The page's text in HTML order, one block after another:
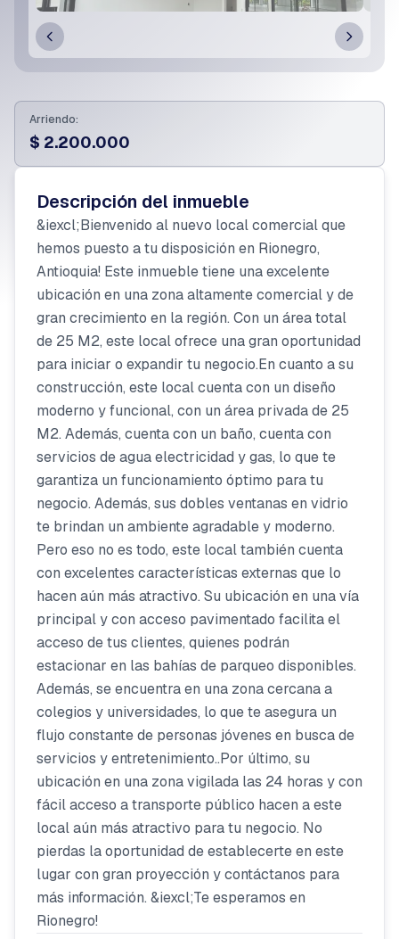
Arriendo:
$ 2.200.000
Descripción del inmueble
&iexcl;Bienvenido al nuevo local comercial que
hemos puesto a tu disposición en Rionegro,
Antioquia! Este inmueble tiene una excelente
ubicación en una zona altamente comercial y de
gran crecimiento en la región. Con un área total
de 25 M2, este local ofrece una gran oportunidad
para iniciar o expandir tu negocio.En cuanto a su
construcción, este local cuenta con un diseño
moderno y funcional, con un área privada de 25
M2. Además, cuenta con un baño, cuenta con
servicios de agua electricidad y gas, lo que te
garantiza un funcionamiento óptimo para tu
negocio. Además, sus dobles ventanas en vidrio
te brindan un ambiente agradable y moderno.
Pero eso no es todo, este local también cuenta
con excelentes características externas que lo
hacen aún más atractivo. Su ubicación en una vía
principal y con acceso pavimentado facilita el
acceso de tus clientes, quienes podrán
estacionar en las bahías de parqueo disponibles.
Además, se encuentra en una zona cercana a
colegios y universidades, lo que te asegura un
flujo constante de personas jóvenes en busca de
servicios y entretenimiento..Por último, su
ubicación en una zona vigilada las 24 horas y con
fácil acceso a transporte público hacen a este
local aún más atractivo para tu negocio. No
pierdas la oportunidad de establecerte en este
lugar con gran proyección y contáctanos para
más información. &iexcl;Te esperamos en
Rionegro!